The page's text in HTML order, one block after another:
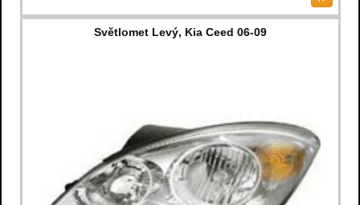
Světlomet Levý, Kia Ceed 06-09